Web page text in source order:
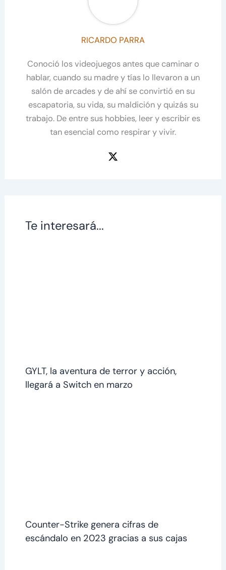
RICARDO PARRA
Conoció los videojuegos antes que caminar o
hablar, cuando su madre y tías lo llevaron a un
salón de arcades y de ahí se convirtió en su
escapatoria, su vida, su maldición y quizás su
trabajo. De entre sus hobbies, leer y escribir es
tan esencial como respirar y vivir.
Te interesará...
GYLT, la aventura de terror y acción,
llegará a Switch en marzo
Counter-Strike genera cifras de
escándalo en 2023 gracias a sus cajas